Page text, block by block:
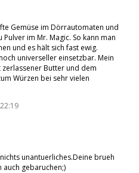
Gemüse im Dörrautomaten und
im Mr. Magic. So kann man
und es hält sich fast ewig.
universeller einsetzbar. Mein
Butter und dem
Würzen bei sehr vielen
unantuerliches.Deine brueh
auch gebaruchen;)